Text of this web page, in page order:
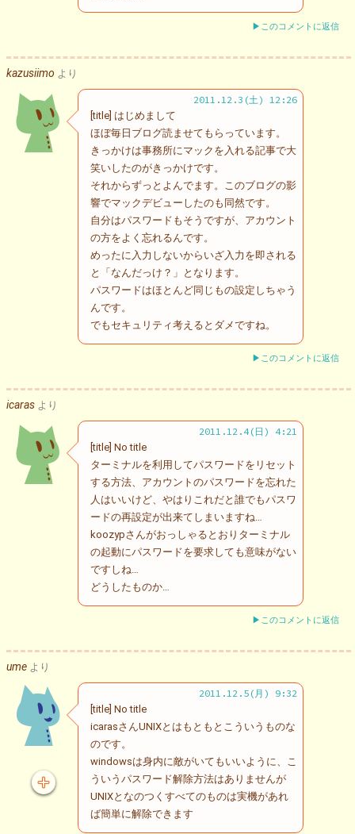
▶このコメントに返信
kazusiimo より
2011.12.3(土) 12:26
[title] はじめまして
ほぼ毎日ブログ読ませてもらっています。
きっかけは事務所にマックを入れる記事で大
笑いしたのがきっかけです。
それからずっとよんでます。このブログの影
響でマックデビューしたのも同然です。
自分はパスワードもそうですが、アカウント
の方をよく忘れるんです。
めったに入力しないからいざ入力を即される
と「なんだっけ？」となります。
パスワードはほとんど同じもの設定しちゃう
んです。
でもセキュリティ考えるとダメですね。
▶このコメントに返信
icaras より
2011.12.4(日) 4:21
[title] No title
ターミナルを利用してパスワードをリセット
する方法、アカウントのパスワードを忘れた
人はいいけど、やはりこれだと誰でもパスワ
ードの再設定が出来てしまいますね…
koozypさんがおっしゃるとおりターミナル
の起動にパスワードを要求しても意味がない
ですしね…
どうしたものか…
▶このコメントに返信
ume より
2011.12.5(月) 9:32
[title] No title
icarasさんUNIXとはもともとこういうものな
のです。
windowsは身内に敵がいてもいいように、こ
ういうパスワード解除方法はありませんが
UNIXとなのつくすべてのものは実機があれ
ば簡単に解除できます